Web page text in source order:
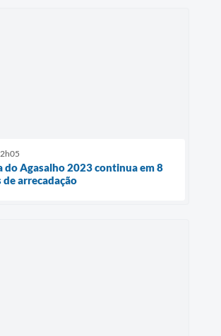
do Agasalho 2023 continua em 8
arrecadação